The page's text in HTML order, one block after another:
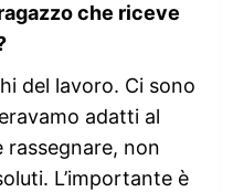
che riceve
del lavoro. Ci sono
adatti al
rassegnare, non
L’importante è